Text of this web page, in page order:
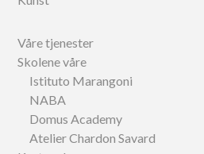
Våre tjenester
Skolene våre
Istituto Marangoni
NABA
Domus Academy
Atelier Chardon Savard